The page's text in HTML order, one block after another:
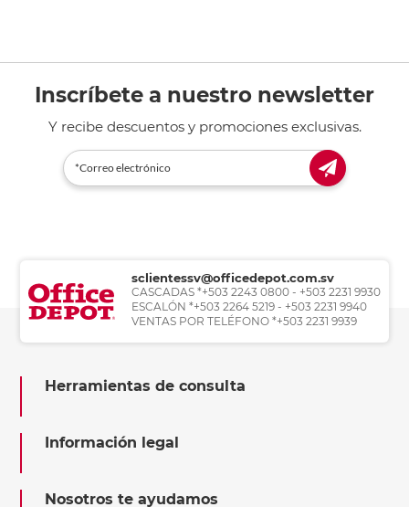
Inscríbete a nuestro newsletter
Y recibe descuentos y promociones exclusivas.
sclientessv@officedepot.com.sv
CASCADAS *+503 2243 0800 - +503 2231 9930
ESCALÓN *+503 2264 5219 - +503 2231 9940
VENTAS POR TELÉFONO *+503 2231 9939
Herramientas de consulta
Información legal
Nosotros te ayudamos